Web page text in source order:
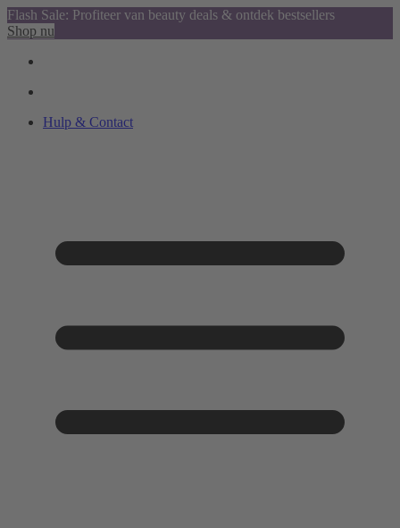
Flash Sale: Profiteer van beauty deals & ontdek bestsellers
Shop nu
Hulp & Contact